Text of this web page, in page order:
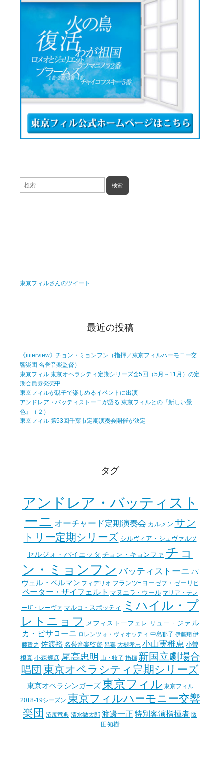
索:
東京フィルさんのツイート
最近の投稿
《interview》チョン・ミョンフン（指揮／東京フィルハーモニー交
響楽団 名誉音楽監督）
東京フィル 東京オペラシティ定期シリーズ全5回（5月～11月）の定
期会員券発売中
東京フィルが親子で楽しめるイベントに出演
アンドレア・バッティストーニが語る 東京フィルとの『新しい景
色』（２）
東京フィル 第53回千葉市定期演奏会開催が決定
タグ
アンドレア・バッティスト
ーニ オーチャード定期演奏会 カルメン サン
トリー定期シリーズ シルヴィア・シュヴァルツ
セルジォ・バイエッタ チョン・キョンファ チョ
ン・ミョンフン バッティストーニ パ
ヴェル・ベルマン フィデリオ フランツ=ヨーゼフ・ゼーリヒ
ペーター・ザイフェルト マヌエラ・ウール マリア・テレ
ーザ・レーヴァ マルコ・スポッティ
ミハイル・プ
レトニョフ
メフィストーフェレ リュー・ジァ ル
カ・ピサローニ ロレンツォ・ヴィオッティ 中島郁子 伊藤翔 伊
藤貴之 佐渡裕 名誉音楽監督 呂嘉 大槻孝志 小山実稚恵 小曽
根真 小森輝彦 尾高忠明 山下牧子 指揮 新国立劇場合
唱団 東京オペラシティ定期シリーズ
東京オペラシンガーズ 東京フィル 東京フィル
2018-19シーズン 東京フィルハーモニー交響
楽団 沼尻竜典 清水徹太郎 渡邊一正 特別客演指揮者 阪
田知樹